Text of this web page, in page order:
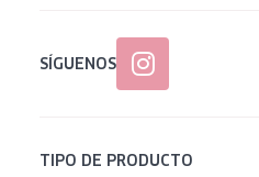
SÍGUENOS
TIPO DE PRODUCTO